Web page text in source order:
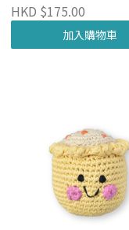
HKD $175.00
加入購物車